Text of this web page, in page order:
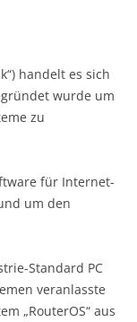
handelt es sich
wurde um
zu
für Internet-
um den
Standard PC
veranlasste
„RouterOS“ aus